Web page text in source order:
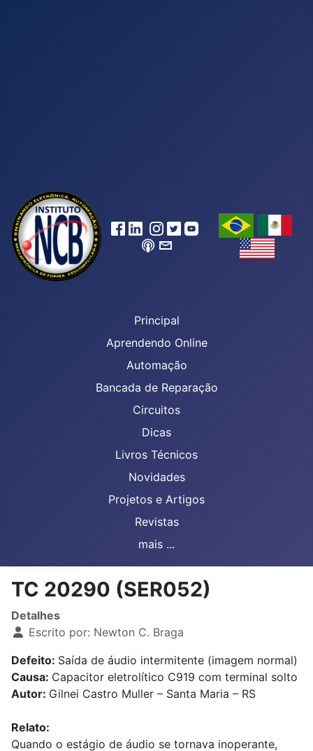
Principal
Aprendendo Online
Automação
Bancada de Reparação
Circuitos
Dicas
Livros Técnicos
Novidades
Projetos e Artigos
Revistas
mais ...
TC 20290 (SER052)
Detalhes
Escrito por: Newton C. Braga
Defeito: Saída de áudio intermitente (imagem normal)
Causa: Capacitor eletrolítico C919 com terminal solto
Autor: Gilnei Castro Muller – Santa Maria – RS
Relato:
Quando o estágio de áudio se tornava inoperante,